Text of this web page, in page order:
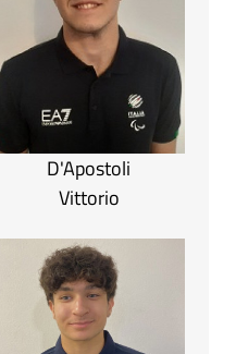
D'Apostoli
Vittorio